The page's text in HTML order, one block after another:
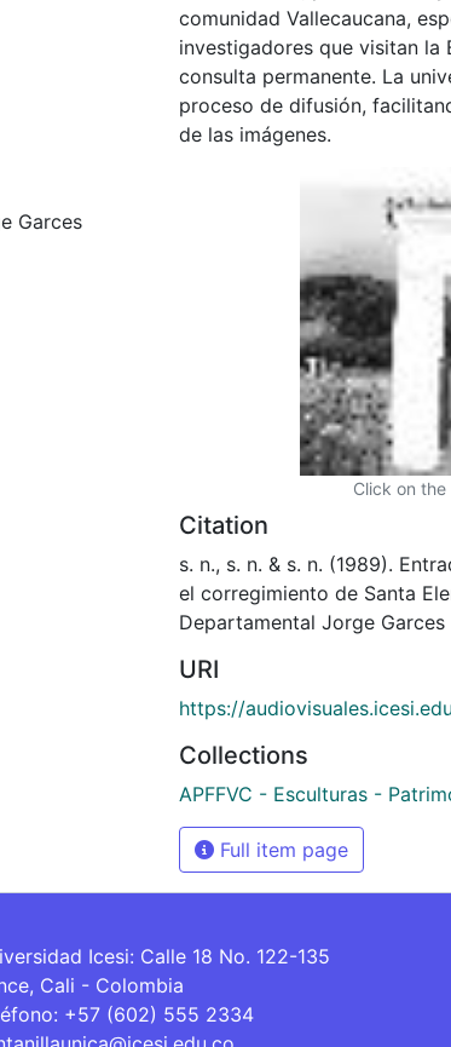
Garces
comunidad Vallecaucana,
investigadores que visitan
consulta permanente. La
proceso de difusión,
de las imágenes.
Click on
Citation
s. n., s. n. & s. n. (1989).
el corregimiento de Santa
Departamental Jorge Garces
URI
https://
Collections
APFFVC - Esculturas -
Full item page
Icesi: Calle 18 No. 122-135
Cali - Colombia
+57 (602) 555 2334